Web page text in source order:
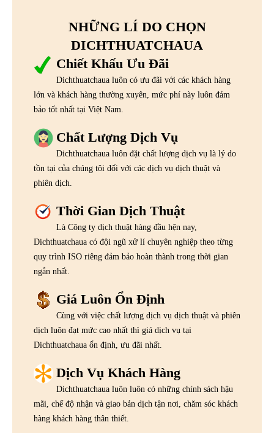
NHỮNG LÍ DO CHỌN
DICHTHUATCHAUA
Chiết Khấu Ưu Đãi
Dichthuatchaua luôn có ưu đãi với các khách hàng
lớn và khách hàng thường xuyên, mức phí này luôn đảm
bảo tốt nhất tại Việt Nam.
Chất Lượng Dịch Vụ
Dichthuatchaua luôn đặt chất lượng dịch vụ là lý do
tồn tại của chúng tôi đối với các dịch vụ dịch thuật và
phiên dịch.
Thời Gian Dịch Thuật
Là Công ty dịch thuật hàng đầu hện nay,
Dichthuatchaua có đội ngũ xử lí chuyên nghiệp theo từng
quy trình ISO riêng đảm bảo hoàn thành trong thời gian
ngắn nhất.
Giá Luôn Ổn Định
Cùng với việc chất lượng dịch vụ dịch thuật và phiên
dịch luôn đạt mức cao nhất thì giá dịch vụ tại
Dichthuatchaua ổn định, ưu đãi nhất.
Dịch Vụ Khách Hàng
Dichthuatchaua luôn luôn có những chính sách hậu
mãi, chế độ nhận và giao bản dịch tận nơi, chăm sóc khách
hàng khách hàng thân thiết.